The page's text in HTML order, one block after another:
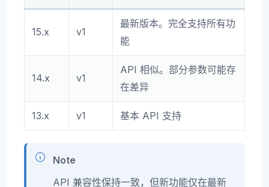
15.x v1
最新版本。完全支持所有功
能
14.x v1
API 相似。部分参数可能存
在差异
13.x v1 基本 API 支持
Note
API 兼容性保持一致，但新功能仅在最新